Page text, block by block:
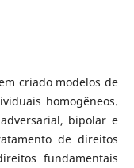
criado modelos de
homogêneos.
bipolar e
de direitos
fundamentais